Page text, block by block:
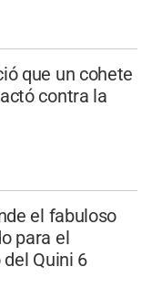
que un cohete
contra la
el fabuloso
para el
Quini 6